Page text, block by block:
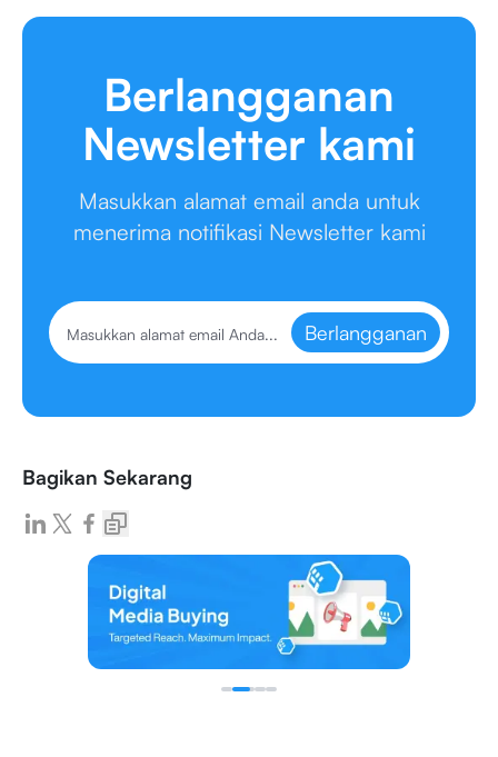
Berlangganan
Newsletter kami
Masukkan alamat email anda untuk
menerima notifikasi Newsletter kami
Berlangganan
Bagikan Sekarang